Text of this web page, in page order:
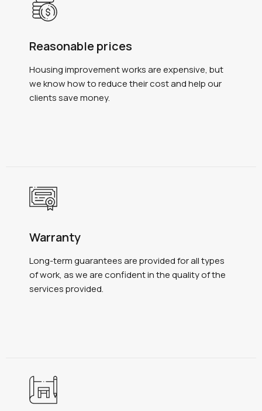
Reasonable prices
Housing improvement works are expensive, but
we know how to reduce their cost and help our
clients save money.
Warranty
Long-term guarantees are provided for all types
of work, as we are confident in the quality of the
services provided.